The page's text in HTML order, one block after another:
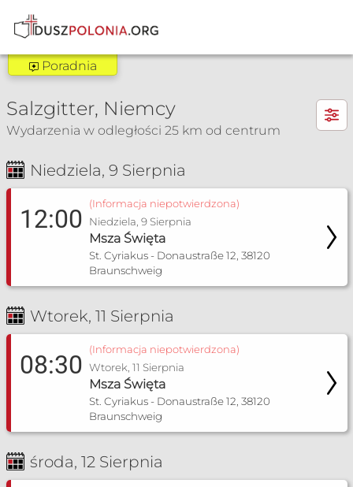
Poradnia Göttingen
Zakres pomocy:
Poradnia
×
Msza Św. i nabożeństwa
Salzgitter, Niemcy
Wydarzenia w odległości 25 km od centrum
Niedziela, 9 Sierpnia
12:00
(Informacja niepotwierdzona)
Niedziela, 9 Sierpnia
Msza Święta
St. Cyriakus - Donaustraße 12, 38120
Braunschweig
Wtorek, 11 Sierpnia
08:30
(Informacja niepotwierdzona)
Wtorek, 11 Sierpnia
Msza Święta
St. Cyriakus - Donaustraße 12, 38120
Braunschweig
środa, 12 Sierpnia